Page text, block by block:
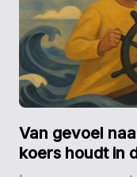
Van gevoel
koers houdt in